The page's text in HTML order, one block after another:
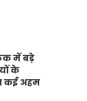
में बड़े
के
कई अहम